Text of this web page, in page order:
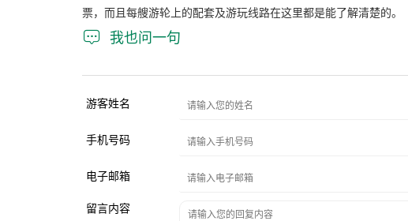
票，而且每艘游轮上的配套及游玩线路在这里都是能了解清楚的。
 我也问一句
游客姓名
手机号码
电子邮箱
留言内容